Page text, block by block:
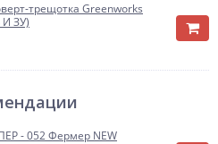
трещотка Greenworks
И ЗУ)
- 052 Фермер NEW